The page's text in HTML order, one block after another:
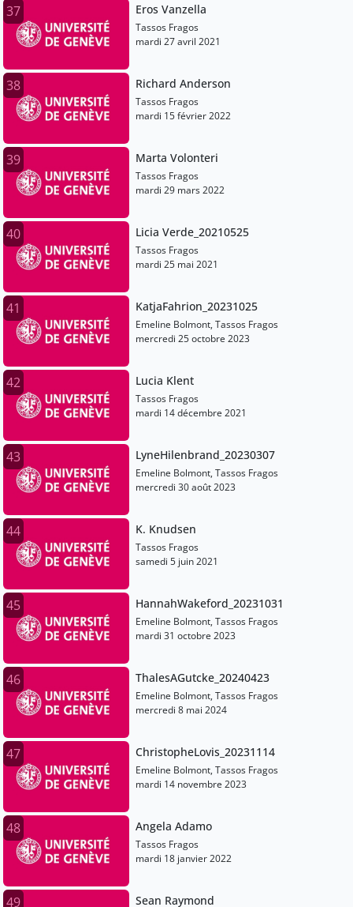
37 Eros Vanzella
Tassos Fragos
mardi 27 avril 2021
38 Richard Anderson
Tassos Fragos
mardi 15 février 2022
39 Marta Volonteri
Tassos Fragos
mardi 29 mars 2022
40 Licia Verde_20210525
Tassos Fragos
mardi 25 mai 2021
41 KatjaFahrion_20231025
Emeline Bolmont, Tassos Fragos
mercredi 25 octobre 2023
42 Lucia Klent
Tassos Fragos
mardi 14 décembre 2021
43 LyneHilenbrand_20230307
Emeline Bolmont, Tassos Fragos
mercredi 30 août 2023
44 K. Knudsen
Tassos Fragos
samedi 5 juin 2021
45 HannahWakeford_20231031
Emeline Bolmont, Tassos Fragos
mardi 31 octobre 2023
46 ThalesAGutcke_20240423
Emeline Bolmont, Tassos Fragos
mercredi 8 mai 2024
47 ChristopheLovis_20231114
Emeline Bolmont, Tassos Fragos
mardi 14 novembre 2023
48 Angela Adamo
Tassos Fragos
mardi 18 janvier 2022
49 Sean Raymond